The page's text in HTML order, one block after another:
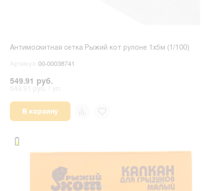
Антимоскитная сетка Рыжий кот рулоне 1х5м (1/100)
Артикул 00-00038741
549.91 руб.
В корзину